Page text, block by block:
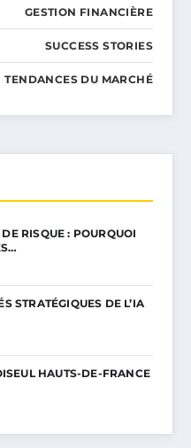
GESTION FINANCIÈRE
SUCCESS STORIES
TENDANCES DU MARCHÉ
RISQUE : POURQUOI
STRATÉGIQUES DE L’IA
HAUTS-DE-FRANCE